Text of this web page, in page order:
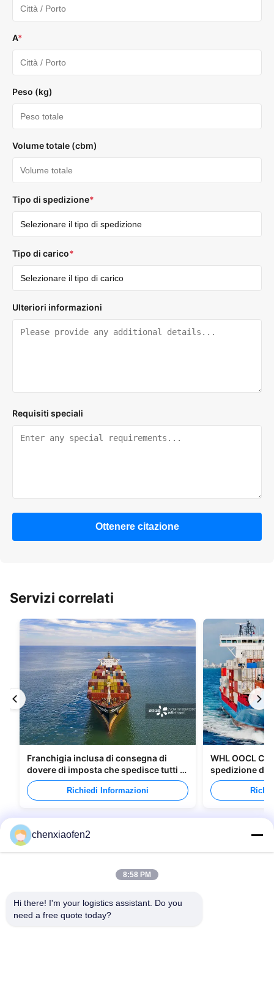
A*
Peso (kg)
Volume totale (cbm)
Tipo di spedizione*
Tipo di carico*
Ulteriori informazioni
Requisiti speciali
Ottenere citazione
Servizi correlati
Franchigia inclusa di consegna di
dovere di imposta che spedisce tutti i
tipi di imballaggi
Richiedi Informazioni
WHL OOCL
spedizione di
Canada
chenxiaofen2
8:58 PM
Hi there! I'm your logistics assistant. Do you
need a free quote today?